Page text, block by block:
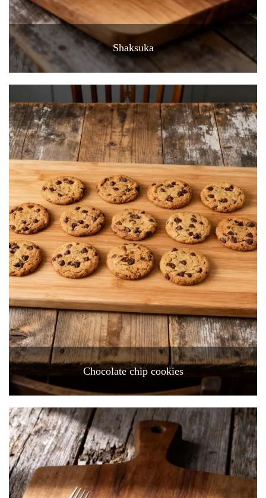
Shaksuka
Chocolate chip cookies